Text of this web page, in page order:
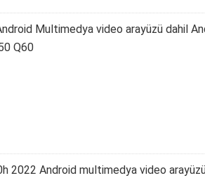
Multimedya video arayüzü dahil
Q60
2022 Android multimedya video